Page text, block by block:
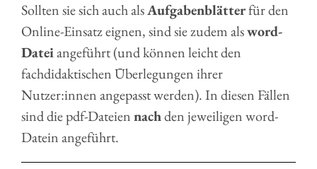
Sollten sie sich auch alsAufgabenblätterfür den
Online-Einsatz eignen, sind sie zudem alsword-
Dateiangeführt (und können leicht den
fachdidaktischen Überlegungen ihrer
Nutzer:innen angepasst werden). In diesen Fällen
sind die pdf-Dateiennachden jeweiligen word-
Datein angeführt.